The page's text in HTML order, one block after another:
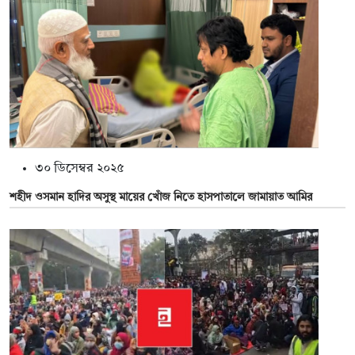
৩০ ডিসেম্বর ২০২৫
শহীদ ওসমান হাদির অসুস্থ মায়ের খোঁজ নিতে হাসপাতালে জামায়াত আমির